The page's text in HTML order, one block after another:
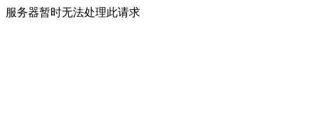
服务器暂时无法处理此请求